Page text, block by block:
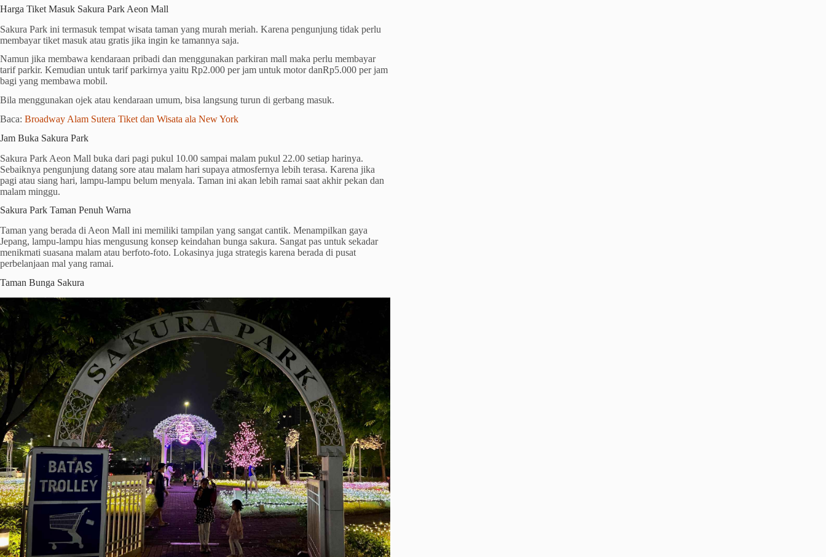
Harga Tiket Masuk Sakura Park Aeon Mall
Sakura Park ini termasuk tempat wisata taman yang murah meriah. Karena pengunjung tidak perlu
membayar tiket masuk atau gratis jika ingin ke tamannya saja.
Namun jika membawa kendaraan pribadi dan menggunakan parkiran mall maka perlu membayar
tarif parkir. Kemudian untuk tarif parkirnya yaitu Rp2.000 per jam untuk motor danRp5.000 per jam
bagi yang membawa mobil.
Bila menggunakan ojek atau kendaraan umum, bisa langsung turun di gerbang masuk.
Baca: Broadway Alam Sutera Tiket dan Wisata ala New York
Jam Buka Sakura Park
Sakura Park Aeon Mall buka dari pagi pukul 10.00 sampai malam pukul 22.00 setiap harinya.
Sebaiknya pengunjung datang sore atau malam hari supaya atmosfernya lebih terasa. Karena jika
pagi atau siang hari, lampu-lampu belum menyala. Taman ini akan lebih ramai saat akhir pekan dan
malam minggu.
Sakura Park Taman Penuh Warna
Taman yang berada di Aeon Mall ini memiliki tampilan yang sangat cantik. Menampilkan gaya
Jepang, lampu-lampu hias mengusung konsep keindahan bunga sakura. Sangat pas untuk sekadar
menikmati suasana malam atau berfoto-foto. Lokasinya juga strategis karena berada di pusat
perbelanjaan mal yang ramai.
Taman Bunga Sakura